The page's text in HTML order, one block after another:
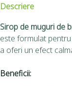
Descriere
Sirop de muguri de
este formulat
a oferi un efect
Beneficii: